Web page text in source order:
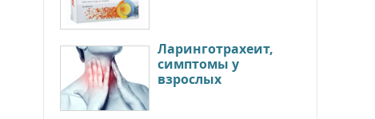
Ларинготрахеит,
симптомы у
взрослых